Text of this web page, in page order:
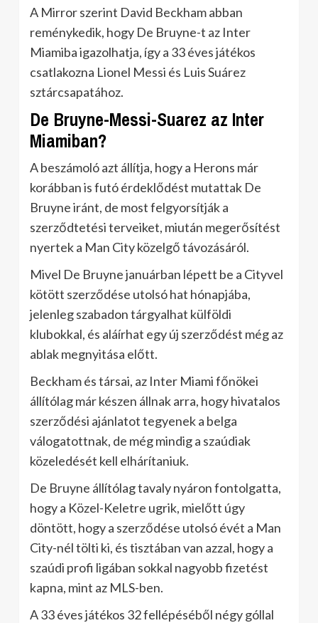
A Mirror szerint David Beckham abban
reménykedik, hogy De Bruyne-t az Inter
Miamiba igazolhatja, így a 33 éves játékos
csatlakozna Lionel Messi és Luis Suárez
sztárcsapatához.
De Bruyne-Messi-Suarez az Inter
Miamiban?
A beszámoló azt állítja, hogy a Herons már
korábban is futó érdeklődést mutattak De
Bruyne iránt, de most felgyorsítják a
szerződtetési terveiket, miután megerősítést
nyertek a Man City közelgő távozásáról.
Mivel De Bruyne januárban lépett be a Cityvel
kötött szerződése utolsó hat hónapjába,
jelenleg szabadon tárgyalhat külföldi
klubokkal, és aláírhat egy új szerződést még az
ablak megnyitása előtt.
Beckham és társai, az Inter Miami főnökei
állítólag már készen állnak arra, hogy hivatalos
szerződési ajánlatot tegyenek a belga
válogatottnak, de még mindig a szaúdiak
közeledését kell elhárítaniuk.
De Bruyne állítólag tavaly nyáron fontolgatta,
hogy a Közel-Keletre ugrik, mielőtt úgy
döntött, hogy a szerződése utolsó évét a Man
City-nél tölti ki, és tisztában van azzal, hogy a
szaúdi profi ligában sokkal nagyobb fizetést
kapna, mint az MLS-ben.
A 33 éves játékos 32 fellépéséből négy góllal